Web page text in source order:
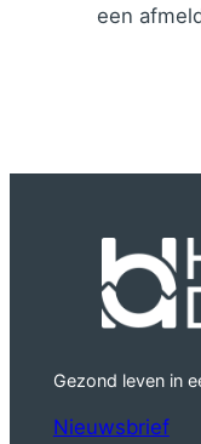
een
Gezond leven in
Nieuwsbrief